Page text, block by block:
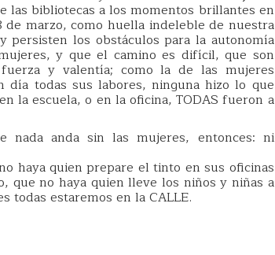
las bibliotecas a los momentos brillantes en
marzo, como huella indeleble de nuestra
persisten los obstáculos para la autonomía
y que el camino es difícil, que son
y valentía; como la de las mujeres
día todas sus labores, ninguna hizo lo que
la escuela, o en la oficina, TODAS fueron a
anda sin las mujeres, entonces: ni
haya quien prepare el tinto en sus oficinas
que no haya quien lleve los niños y niñas a
todas estaremos en la CALLE.